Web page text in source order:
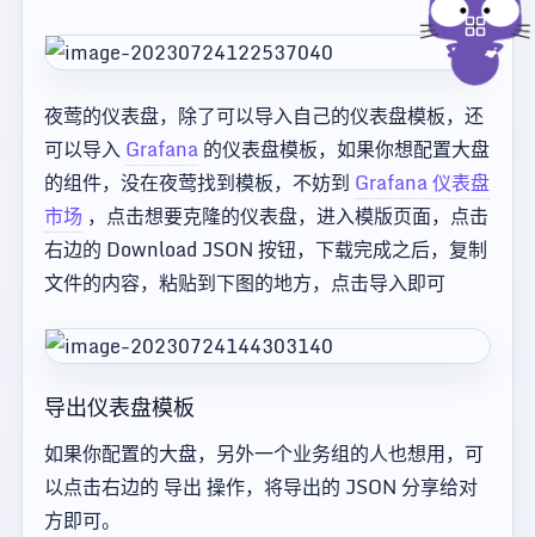
夜莺的仪表盘，除了可以导入自己的仪表盘模板，还
可以导入Grafana的仪表盘模板，如果你想配置大盘
的组件，没在夜莺找到模板，不妨到 Grafana 仪表盘
市场 ，点击想要克隆的仪表盘，进入模版页面，点击
右边的 Download JSON 按钮，下载完成之后，复制
文件的内容，粘贴到下图的地方，点击导入即可
导出仪表盘模板
如果你配置的大盘，另外一个业务组的人也想用，可
以点击右边的 导出 操作，将导出的 JSON 分享给对
方即可。